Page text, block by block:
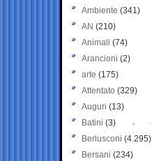
Ambiente (341)
AN (210)
Animali (74)
Arancioni (2)
arte (175)
Attentato (329)
Auguri (13)
Batini (3)
Berlusconi (4.295)
Bersani (234)